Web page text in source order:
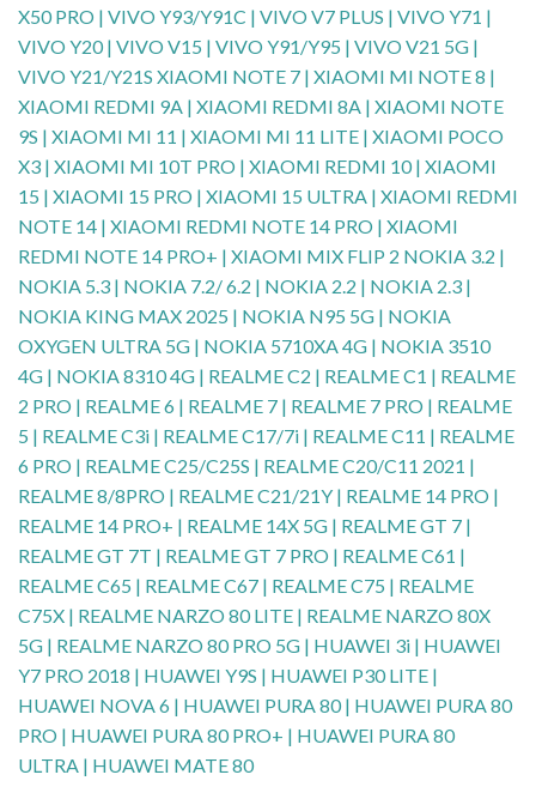
X50 PRO | VIVO Y93/Y91C | VIVO V7 PLUS | VIVO Y71 |
VIVO Y20 | VIVO V15 | VIVO Y91/Y95 | VIVO V21 5G |
VIVO Y21/Y21S XIAOMI NOTE 7 | XIAOMI MI NOTE 8 |
XIAOMI REDMI 9A | XIAOMI REDMI 8A | XIAOMI NOTE
9S | XIAOMI MI 11 | XIAOMI MI 11 LITE | XIAOMI POCO
X3 | XIAOMI MI 10T PRO | XIAOMI REDMI 10 | XIAOMI
15 | XIAOMI 15 PRO | XIAOMI 15 ULTRA | XIAOMI REDMI
NOTE 14 | XIAOMI REDMI NOTE 14 PRO | XIAOMI
REDMI NOTE 14 PRO+ | XIAOMI MIX FLIP 2 NOKIA 3.2 |
NOKIA 5.3 | NOKIA 7.2/ 6.2 | NOKIA 2.2 | NOKIA 2.3 |
NOKIA KING MAX 2025 | NOKIA N95 5G | NOKIA
OXYGEN ULTRA 5G | NOKIA 5710XA 4G | NOKIA 3510
4G | NOKIA 8310 4G | REALME C2 | REALME C1 | REALME
2 PRO | REALME 6 | REALME 7 | REALME 7 PRO | REALME
5 | REALME C3i | REALME C17/7i | REALME C11 | REALME
6 PRO | REALME C25/C25S | REALME C20/C11 2021 |
REALME 8/8PRO | REALME C21/21Y | REALME 14 PRO |
REALME 14 PRO+ | REALME 14X 5G | REALME GT 7 |
REALME GT 7T | REALME GT 7 PRO | REALME C61 |
REALME C65 | REALME C67 | REALME C75 | REALME
C75X | REALME NARZO 80 LITE | REALME NARZO 80X
5G | REALME NARZO 80 PRO 5G | HUAWEI 3i | HUAWEI
Y7 PRO 2018 | HUAWEI Y9S | HUAWEI P30 LITE |
HUAWEI NOVA 6 | HUAWEI PURA 80 | HUAWEI PURA 80
PRO | HUAWEI PURA 80 PRO+ | HUAWEI PURA 80
ULTRA | HUAWEI MATE 80